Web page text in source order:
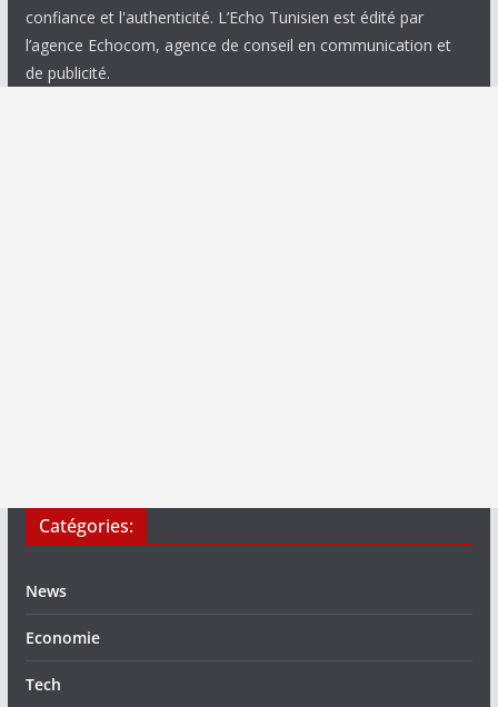
confiance et l'authenticité. L’Echo Tunisien est édité par
l’agence Echocom, agence de conseil en communication et
de publicité.
Catégories:
News
Economie
Tech